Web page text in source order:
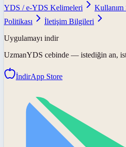
YDS / e-YDS Kelimeleri
Kullanım
Politikası
İletişim Bilgileri
Uygulamayı indir
UzmanYDS cebinde — istediğin an,
İndirApp Store